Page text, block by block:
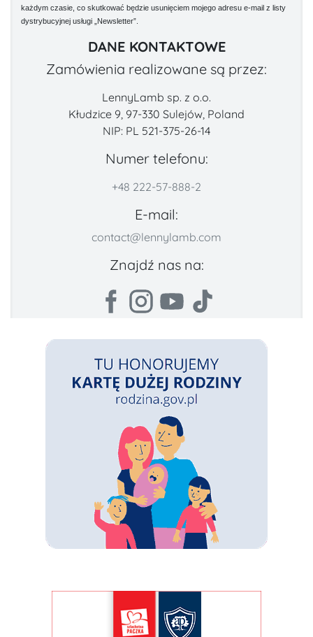
każdym czasie, co skutkować będzie usunięciem mojego adresu e-mail z listy
dystrybucyjnej usługi „Newsletter”.
DANE KONTAKTOWE
Zamówienia realizowane są przez:
LennyLamb sp. z o.o.
Kłudzice 9, 97-330 Sulejów, Poland
NIP: PL 521-375-26-14
Numer telefonu:
+48 222-57-888-2
E-mail:
contact@lennylamb.com
Znajdź nas na: